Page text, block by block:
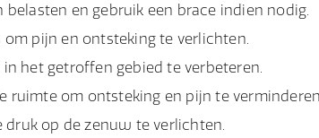
en gebruik een brace indien nodig.
pijn en ontsteking te verlichten.
het getroffen gebied te verbeteren.
ruimte om ontsteking en pijn te
druk op de zenuw te verlichten.